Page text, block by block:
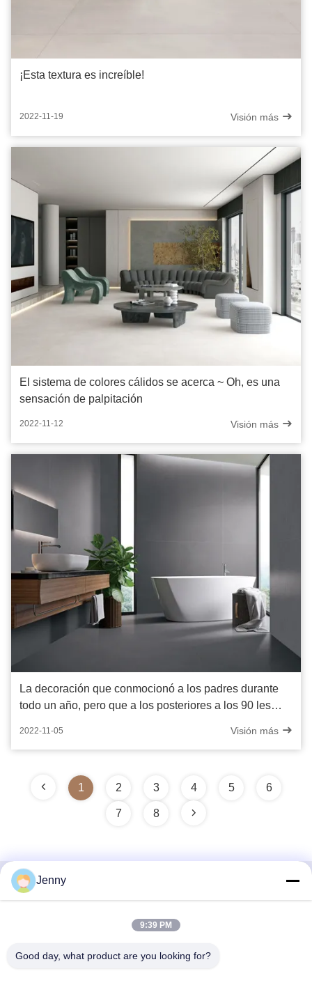
¡Esta textura es increíble!
2022-11-19 Visión más
El sistema de colores cálidos se acerca ~ Oh, es una
sensación de palpitación
2022-11-12 Visión más
La decoración que conmocionó a los padres durante
todo un año, pero que a los posteriores a los 90 les
2022-11-05 Visión más
1 2 3 4 5 6
7 8
Contacto rápido
internacional de la Expo Hua Yi, calle Wugang, área de
Jenny
9:39 PM
Good day, what product are you looking for?